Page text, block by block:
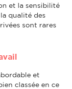
et la sensibilité
qualité des
sont rares
et
classée en ce